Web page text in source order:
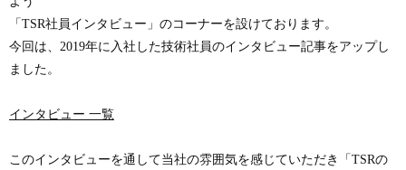
「TSR社員インタビュー」のコーナーを設けております。
今回は、2019年に入社した技術社員のインタビュー記事をアップし
ました。
インタビュー 一覧
このインタビューを通して当社の雰囲気を感じていただき「TSRの